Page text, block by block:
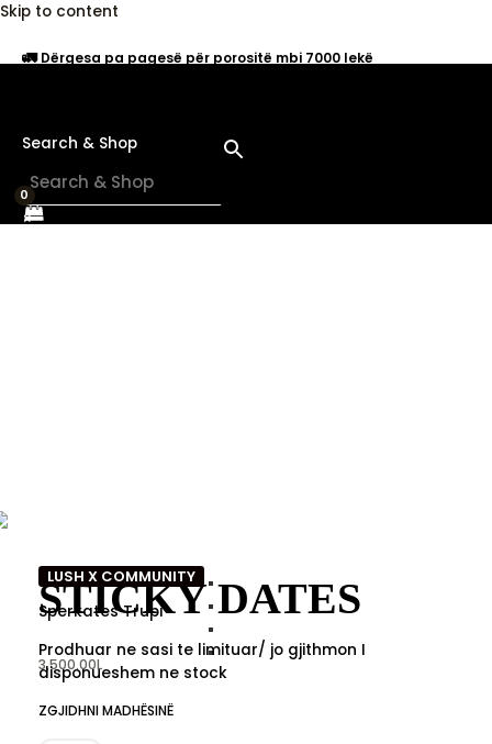
Skip to content
🚛Dërgesa pa pagesë për porositë mbi 7000 lekë
Search & Shop
×
LUSH X COMMUNITY
STICKY DATES
3,500.00L
Sperkates Trupi
Prodhuar ne sasi te limituar/ jo gjithmon I
disponueshem ne stock
ZGJIDHNI MADHËSINË